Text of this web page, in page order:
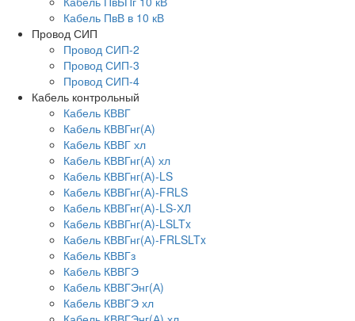
Кабель ПвВ в 10 кВ
Провод СИП
Провод СИП-2
Провод СИП-3
Провод СИП-4
Кабель контрольный
Кабель КВВГ
Кабель КВВГнг(А)
Кабель КВВГ хл
Кабель КВВГнг(А) хл
Кабель КВВГнг(А)-LS
Кабель КВВГнг(А)-FRLS
Кабель КВВГнг(А)-LS-ХЛ
Кабель КВВГнг(А)-LSLTx
Кабель КВВГнг(А)-FRLSLTx
Кабель КВВГз
Кабель КВВГЭ
Кабель КВВГЭнг(А)
Кабель КВВГЭ хл